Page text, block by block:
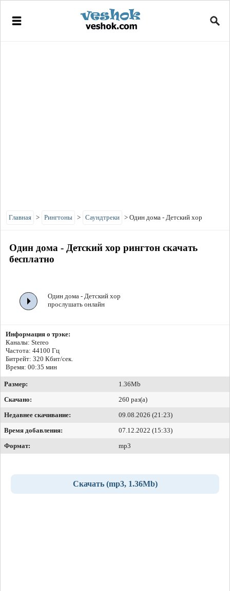
Главная > Рингтоны > Саундтреки > Один дома - Детский хор
Один дома - Детский хор рингтон скачать
бесплатно
Один дома - Детский хор
прослушать онлайн
Информация о трэке:
Каналы: Stereo
Частота: 44100 Гц
Битрейт: 320 Кбит/сек.
Время: 00:35 мин
Размер:
1.36Mb
Скачано:
260 раз(а)
Недавнее скачивание:
09.08.2026 (21:23)
Время добавления:
07.12.2022 (15:33)
Формат:
mp3
Скачать (mp3, 1.36Mb)